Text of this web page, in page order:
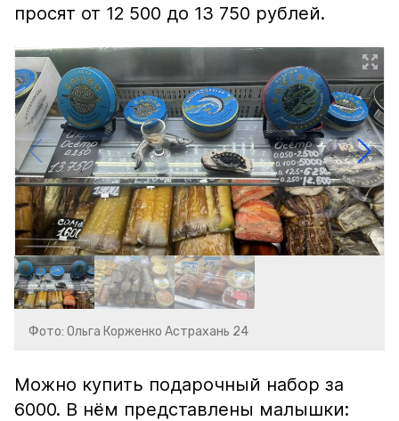
просят от 12 500 до 13 750 рублей.
Фото: Ольга Корженко Астрахань 24
Можно купить подарочный набор за
6000. В нём представлены малышки: